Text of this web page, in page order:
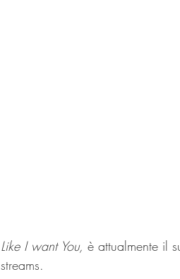
Like I want You, è attualmente il
streams.